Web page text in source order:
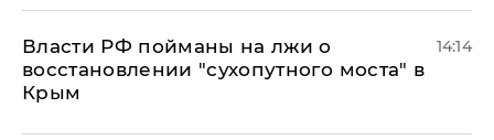
Власти РФ пойманы на лжи о
восстановлении "сухопутного моста" в
Крым
14:14